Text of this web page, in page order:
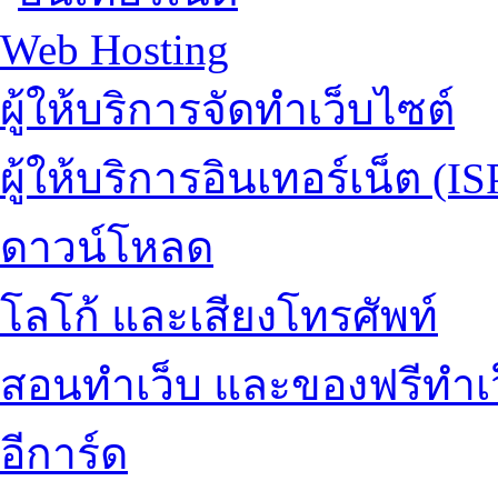
Web Hosting
ผู้ให้บริการจัดทำเว็บไซต์
ผู้ให้บริการอินเทอร์เน็ต
ดาวน์โหลด
โลโก้ และเสียงโทรศัพท์
สอนทำเว็บ และของฟรีทำ
อีการ์ด